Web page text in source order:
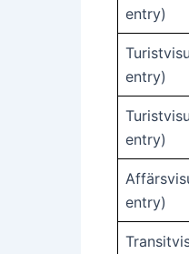
entry)
entry)
entry)
entry)